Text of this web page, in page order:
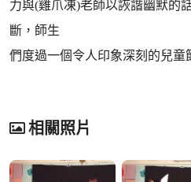
力與(雞爪凍)老師以詼諧幽默的
斷，師生
們度過一個令人印象深刻的兒童
相關照片